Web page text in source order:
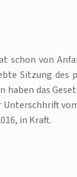
schon von
Sitzung des
das
in Kraft.